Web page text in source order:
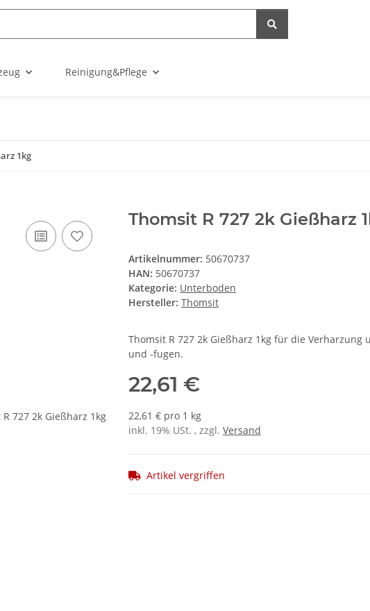
Reinigung&Pflege
1kg
Thomsit R 727 2k Gießharz
Artikelnummer: 50670737
HAN: 50670737
Kategorie: Unterboden
Hersteller: Thomsit
Thomsit R 727 2k Gießharz 1kg für die Verharzung
und -fugen.
22,61 €
22,61 € pro 1 kg
inkl. 19% USt. , zzgl. Versand
Artikel vergriffen